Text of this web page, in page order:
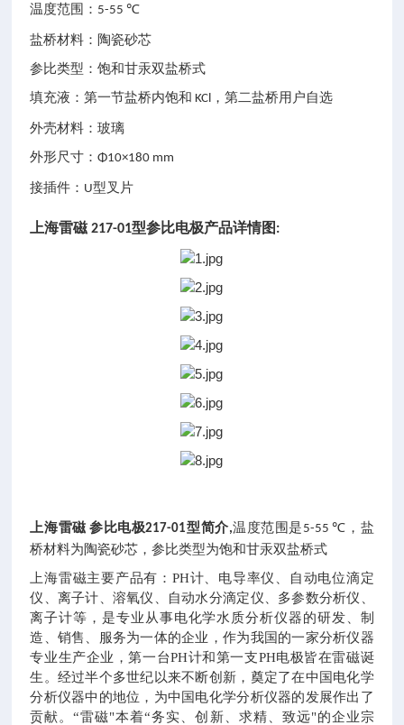
温度范围： 5-55 ℃
盐桥材料：陶瓷砂芯
参比类型：饱和甘汞双盐桥式
填充液：第一节盐桥内饱和 KCl ，第二盐桥用户自选
外壳材料：玻璃
外形尺寸：Φ10×180 mm
接插件： U型叉片
上海雷磁217-01型参比电极产品详情图:
上海雷磁 参比电极217-01型简介,温度范围是 5-55 ℃ ，盐
桥材料为陶瓷砂芯，参比类型为饱和甘汞双盐桥式
上海雷磁主要产品有： PH计、电导率仪、自动电位滴定
仪、离子计、溶氧仪、自动水分滴定仪、多参数分析仪、
离子计等，是专业从事电化学水质分析仪器的研发、制
造、销售、服务为一体的企业，作为我国的一家分析仪器
专业生产企业，第一台PH计和第一支PH电极皆在雷磁诞
生。经过半个多世纪以来不断创新，奠定了在中国电化学
分析仪器中的地位，为中国电化学分析仪器的发展作出了
贡献。“雷磁"本着“务实、创新、求精、致远"的企业宗